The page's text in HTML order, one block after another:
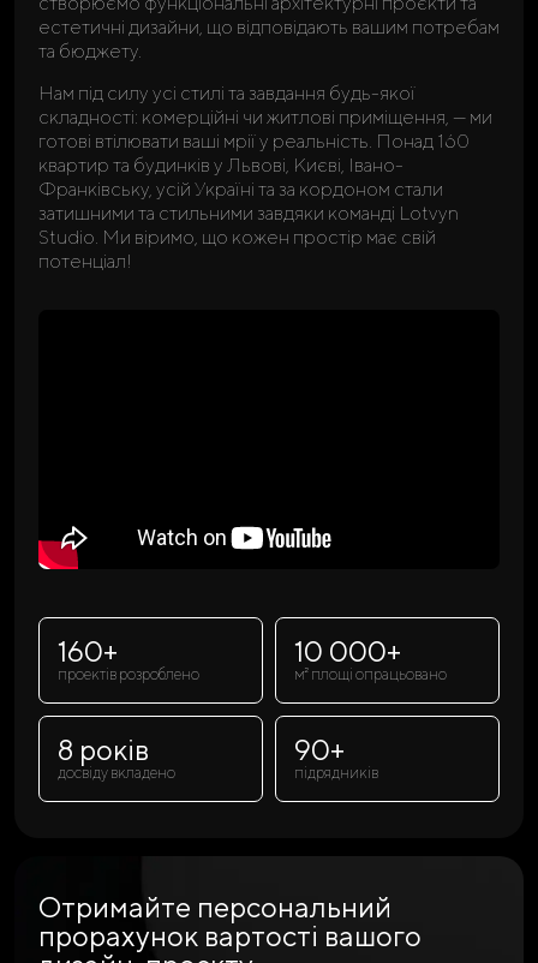
естетичні дизайни, що відповідають вашим потребам
та бюджету.
Нам під силу усі стилі та завдання будь-якої
складності: комерційні чи житлові приміщення, — ми
готові втілювати ваші мрії у реальність. Понад 160
квартир та будинків у Львові, Києві, Івано-
Франківську, усій Україні та за кордоном стали
затишними та стильними завдяки команді Lotvyn
Studio. Ми віримо, що кожен простір має свій
потенціал!
160+
проектів розроблено
10 000+
м² площі опрацьовано
8 років
досвіду вкладено
90+
підрядників
Отримайте персональний
прорахунок вартості вашого